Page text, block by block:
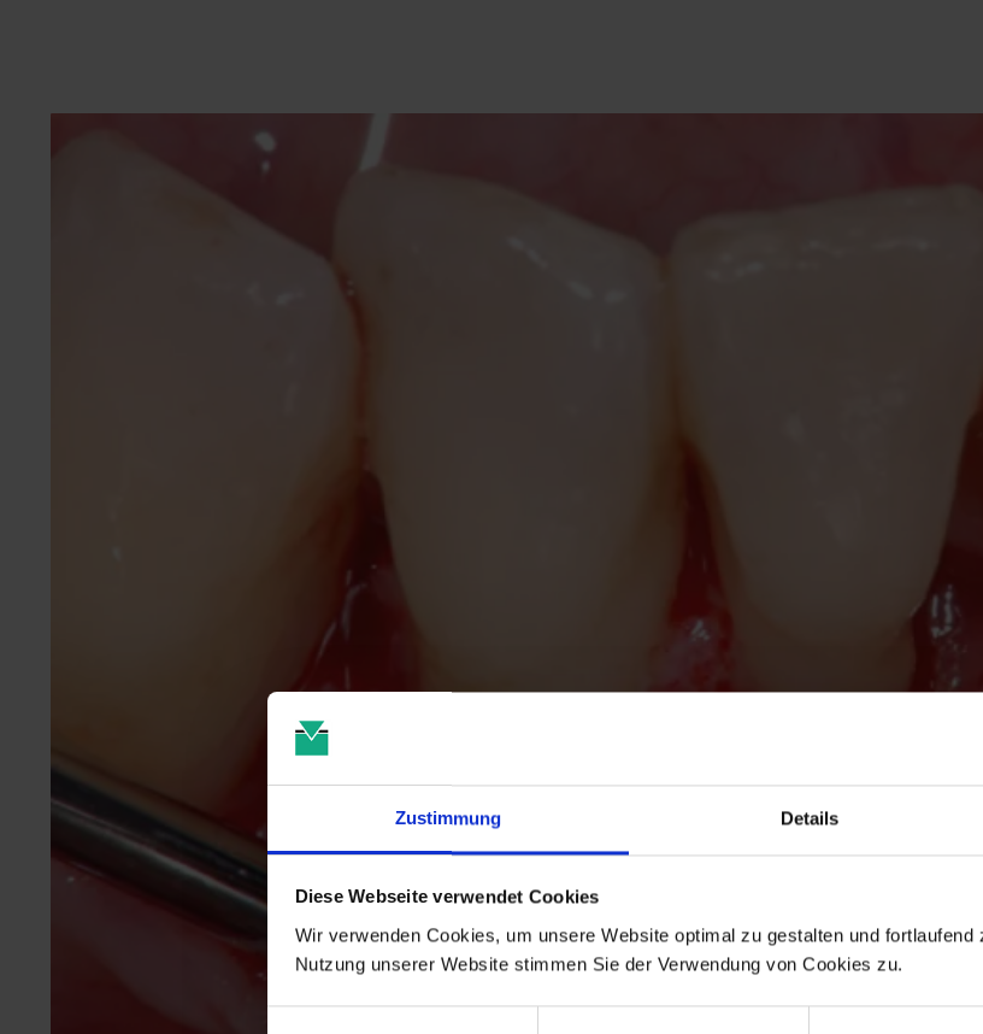
Zustimmung Details
Diese Webseite verwendet Cookies
Wir verwenden Cookies, um unsere Website optimal zu gestalten und
Nutzung unserer Website stimmen Sie der Verwendung von Cookies zu.